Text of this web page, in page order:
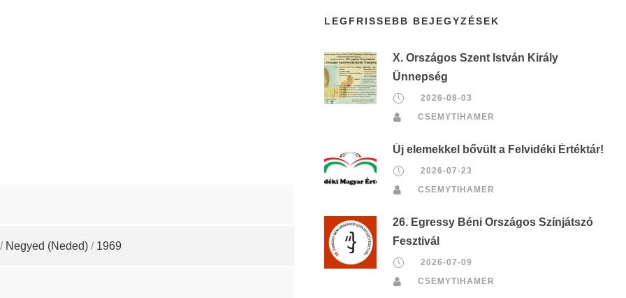
Negyed (Neded) / 1969
LEGFRISSEBB BEJEGYZÉSEK
X. Országos Szent István Király
Ünnepség
2026-08-03
CSEMYTIHAMER
Új elemekkel bővült a Felvidéki Értéktár!
2026-07-23
CSEMYTIHAMER
26. Egressy Béni Országos Színjátszó
Fesztivál
2026-07-09
CSEMYTIHAMER